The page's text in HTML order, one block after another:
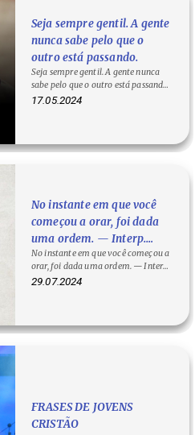
Seja sempre gentil. A gente
nunca sabe pelo que o
outro está passando.
Seja sempre gentil. A gente nunca
sabe pelo que o outro está passando.
Ser gentil é um ato de empatia…
17.05.2024
No instante em que você
começou a orar, foi dada
uma ordem. — Interp.
Daniel 9:23
No instante em que você começou a
orar, foi dada uma ordem. — Interp.
Daniel 9:23
29.07.2024
FRASES DE JOVENS
CRISTÃO